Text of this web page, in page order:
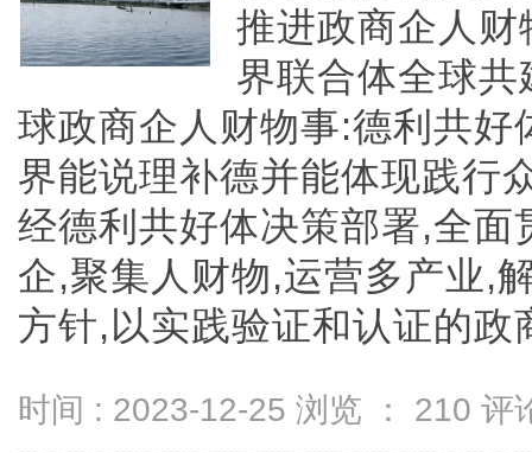
推进政商企人
界联合体全球
球政商企人财物事:德利共好
界能说理补德并能体现践行
经德利共好体决策部署,全面
企,聚集人财物,运营多产业,
方针,以实践验证和认证的政
时间 : 2023-12-25 浏览 ： 210 评